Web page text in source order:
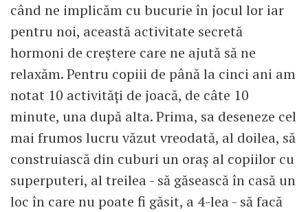
când ne implicăm cu bucurie în jocul lor iar
pentru noi, această activitate secretă
hormoni de creștere care ne ajută să ne
relaxăm. Pentru copiii de până la cinci ani am
notat 10 activități de joacă, de câte 10
minute, una după alta. Prima, sa deseneze cel
mai frumos lucru văzut vreodată, al doilea, să
construiască din cuburi un oraș al copiilor cu
superputeri, al treilea - să găsească în casă un
loc în care nu poate fi găsit, a 4-lea - să facă